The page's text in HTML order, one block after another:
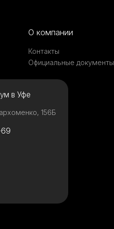
О компании
Контакты
Официальные документы
в Уфе
156Б